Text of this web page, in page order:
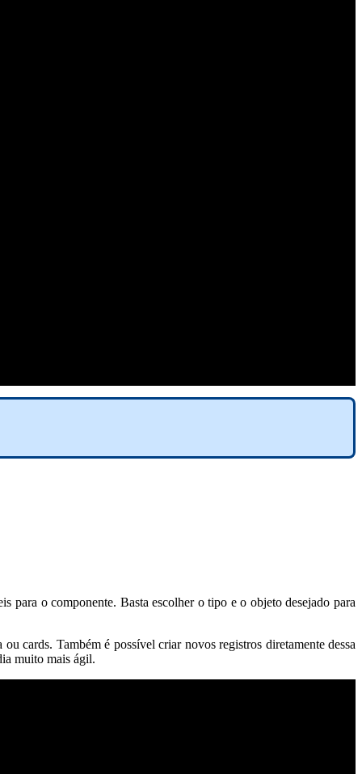
para o componente. Basta escolher o tipo e o objeto desejado para
cards. Também é possível criar novos registros diretamente dessa
muito mais ágil.